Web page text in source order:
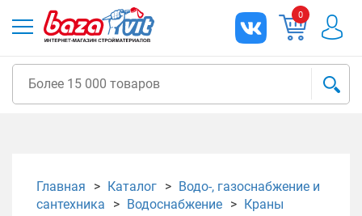
0
Главная Каталог
Водо-, газоснабжение и
сантехника
Водоснабжение
Краны